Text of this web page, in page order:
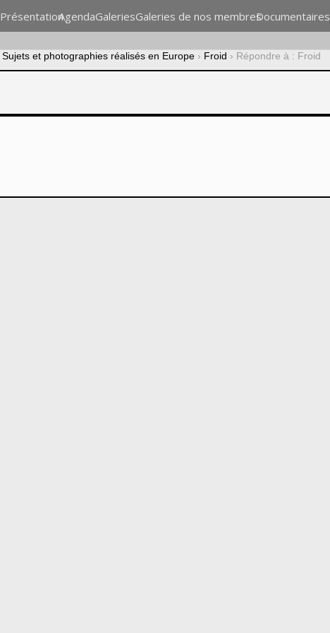
PrésentationAgendaGaleriesGaleries de nos membresDocumentaires
Sujets et photographies réalisés en Europe › Froid › Répondre à : Froid